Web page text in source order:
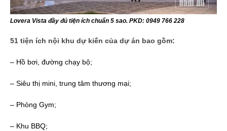
Lovera Vista đầy đủ tiện ích chuẩn 5 sao. PKD: 0949 766 228
51 tiện ích nội khu dự kiến của dự án bao gồm:
– Hồ bơi, đường chạy bộ;
– Siêu thị mini, trung tâm thương mại;
– Phòng Gym;
– Khu BBQ;